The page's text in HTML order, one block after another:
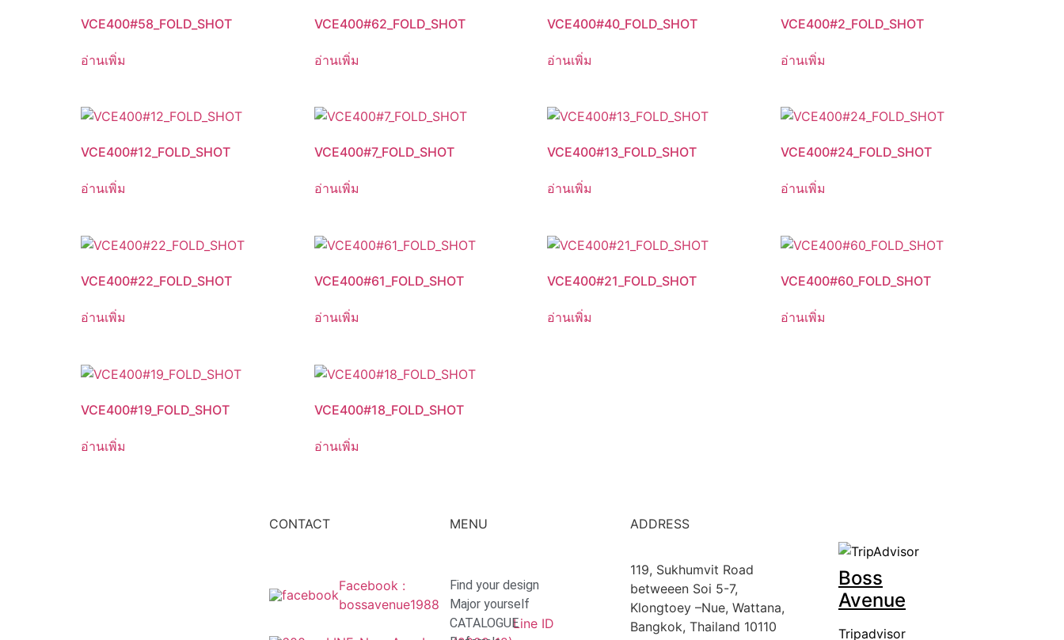
VCE400#58_FOLD_SHOT
อ่านเพิ่ม
VCE400#62_FOLD_SHOT
อ่านเพิ่ม
VCE400#40_FOLD_SHOT
อ่านเพิ่ม
VCE400#2_FOLD_SHOT
อ่านเพิ่ม
VCE400#12_FOLD_SHOT
อ่านเพิ่ม
VCE400#7_FOLD_SHOT
อ่านเพิ่ม
VCE400#13_FOLD_SHOT
อ่านเพิ่ม
VCE400#24_FOLD_SHOT
อ่านเพิ่ม
VCE400#22_FOLD_SHOT
อ่านเพิ่ม
VCE400#61_FOLD_SHOT
อ่านเพิ่ม
VCE400#21_FOLD_SHOT
อ่านเพิ่ม
VCE400#60_FOLD_SHOT
อ่านเพิ่ม
VCE400#19_FOLD_SHOT
อ่านเพิ่ม
VCE400#18_FOLD_SHOT
อ่านเพิ่ม
CONTACT
Facebook :
bossavenue1988
Line ID
MENU
Find your design
Major yourself
CATALOGUE
ADDRESS
119, Sukhumvit Road
betweeen Soi 5-7,
Klongtoey –Nue, Wattana,
Bangkok, Thailand 10110
Boss
Avenue
Tripadvisor